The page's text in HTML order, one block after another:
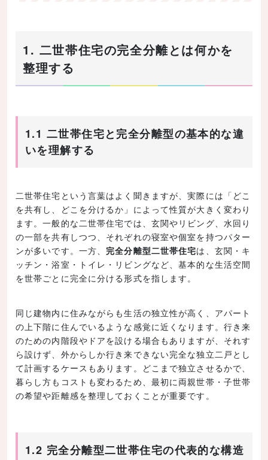
1. 二世帯住宅の完全分離とは何かを
整理する
1.1 二世帯住宅と完全分離型の基本的な違
いを理解する
二世帯住宅という言葉はよく聞きますが、実際には「どこ
を共有し、どこを分けるか」によって性質が大きく変わり
ます。一般的な二世帯住宅では、玄関やリビング、水回り
の一部を共有しつつ、それぞれの寝室や個室を持つパター
ンが多いです。一方、 完全分離型二世帯住宅は、玄関・キ
ッチン・浴室・トイレ・リビングなど、基本的な生活空間
を世帯ごとに完全に分ける形式を指します。
同じ建物内に住みながらも生活の独立性が高く、アパート
の上下階に住んでいるような感覚に近くなります。行き来
のための内階段やドアを設ける場合もありますが、それす
ら設けず、外からしか行き来できない完全な独立二戸とし
て計画するケースもあります。どこまで独立させるかで、
暮らし方もコストも変わるため、最初に両親世帯・子世帯
の希望や距離感を整理しておくことが重要です。
1.2 完全分離型二世帯住宅の代表的な構造